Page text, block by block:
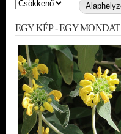
EGY KÉP - EGY MONDAT